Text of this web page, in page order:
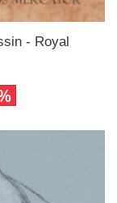
- Royal